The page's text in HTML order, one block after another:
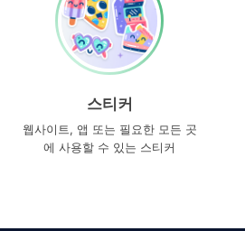
스티커
웹사이트, 앱 또는 필요한 모든 곳
에 사용할 수 있는 스티커